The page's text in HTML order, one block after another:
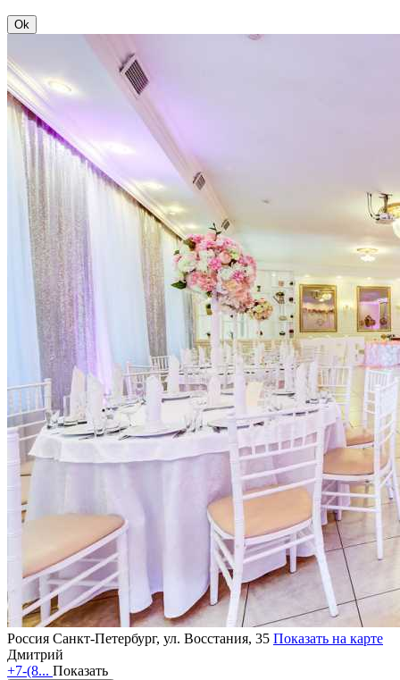
Ok
Россия Санкт-Петербург, ул. Восстания, 35 Показать на карте
Дмитрий
+7-(8... Показать